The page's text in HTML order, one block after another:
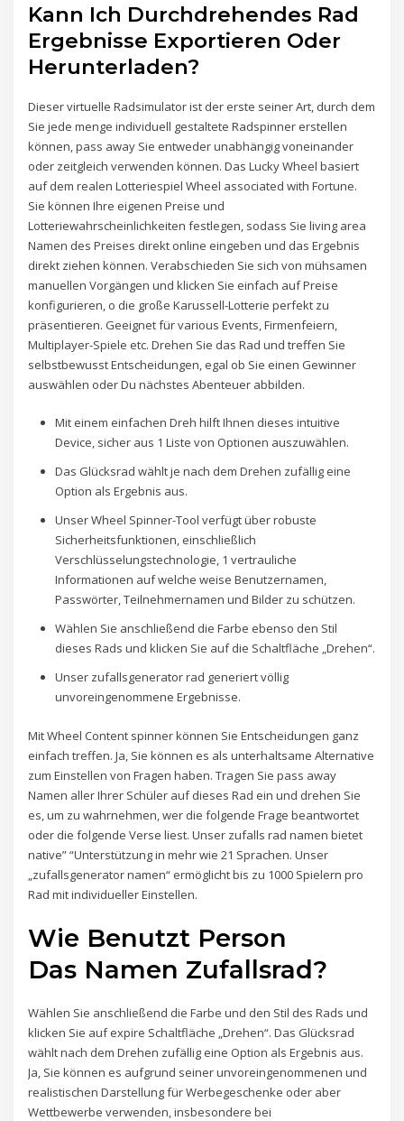
Kann Ich Durchdrehendes Rad
Ergebnisse Exportieren Oder
Herunterladen?
Dieser virtuelle Radsimulator ist der erste seiner Art, durch dem
Sie jede menge individuell gestaltete Radspinner erstellen
können, pass away Sie entweder unabhängig voneinander
oder zeitgleich verwenden können. Das Lucky Wheel basiert
auf dem realen Lotteriespiel Wheel associated with Fortune.
Sie können Ihre eigenen Preise und
Lotteriewahrscheinlichkeiten festlegen, sodass Sie living area
Namen des Preises direkt online eingeben und das Ergebnis
direkt ziehen können. Verabschieden Sie sich von mühsamen
manuellen Vorgängen und klicken Sie einfach auf Preise
konfigurieren, o die große Karussell-Lotterie perfekt zu
präsentieren. Geeignet für various Events, Firmenfeiern,
Multiplayer-Spiele etc. Drehen Sie das Rad und treffen Sie
selbstbewusst Entscheidungen, egal ob Sie einen Gewinner
auswählen oder Du nächstes Abenteuer abbilden.
Mit einem einfachen Dreh hilft Ihnen dieses intuitive
Device, sicher aus 1 Liste von Optionen auszuwählen.
Das Glücksrad wählt je nach dem Drehen zufällig eine
Option als Ergebnis aus.
Unser Wheel Spinner-Tool verfügt über robuste
Sicherheitsfunktionen, einschließlich
Verschlüsselungstechnologie, 1 vertrauliche
Informationen auf welche weise Benutzernamen,
Passwörter, Teilnehmernamen und Bilder zu schützen.
Wählen Sie anschließend die Farbe ebenso den Stil
dieses Rads und klicken Sie auf die Schaltfläche „Drehen“.
Unser zufallsgenerator rad generiert völlig
unvoreingenommene Ergebnisse.
Mit Wheel Content spinner können Sie Entscheidungen ganz
einfach treffen. Ja, Sie können es als unterhaltsame Alternative
zum Einstellen von Fragen haben. Tragen Sie pass away
Namen aller Ihrer Schüler auf dieses Rad ein und drehen Sie
es, um zu wahrnehmen, wer die folgende Frage beantwortet
oder die folgende Verse liest. Unser zufalls rad namen bietet
native” “Unterstützung in mehr wie 21 Sprachen. Unser
„zufallsgenerator namen“ ermöglicht bis zu 1000 Spielern pro
Rad mit individueller Einstellen.
Wie Benutzt Person
Das Namen Zufallsrad?
Wählen Sie anschließend die Farbe und den Stil des Rads und
klicken Sie auf expire Schaltfläche „Drehen“. Das Glücksrad
wählt nach dem Drehen zufällig eine Option als Ergebnis aus.
Ja, Sie können es aufgrund seiner unvoreingenommenen und
realistischen Darstellung für Werbegeschenke oder aber
Wettbewerbe verwenden, insbesondere bei